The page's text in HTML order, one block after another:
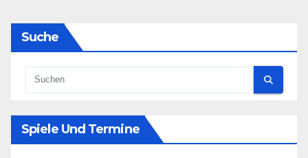
Suche
Spiele Und Termine